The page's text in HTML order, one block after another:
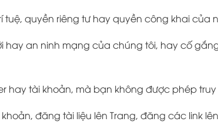
quyền riêng tư hay quyền công khai của
an ninh mạng của chúng tôi, hay cố
hay tài khoản, mà bạn không được phép
đăng tài liệu lên Trang, đăng các link